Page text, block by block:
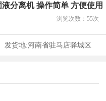
分离机 操作简单 方便使用
浏览次数： 55次
发货地:河南省驻马店驿城区